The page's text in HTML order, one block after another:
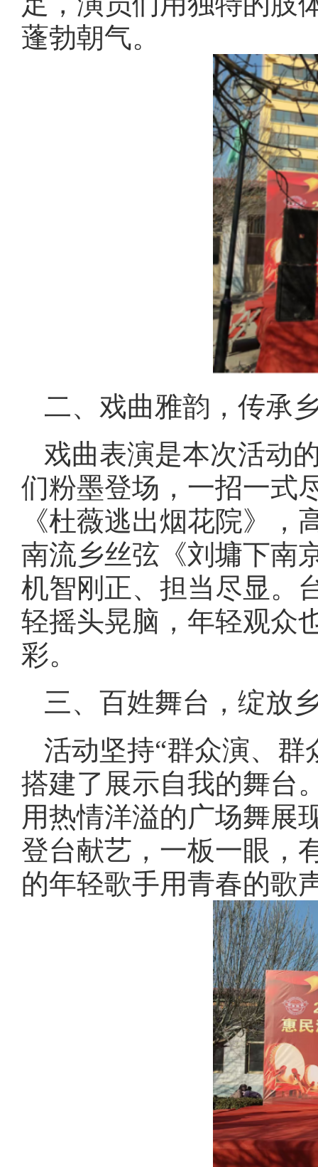
蓬勃朝气。
二、戏曲雅韵，传承
戏曲表演是本次活动
们粉墨登场，一招一式
《杜薇逃出烟花院》
南流乡丝弦《刘墉下南
机智刚正、担当尽显。
轻摇头晃脑，年轻观众
彩。
三、百姓舞台，绽放
活动坚持“群众演、
搭建了展示自我的舞台
用热情洋溢的广场舞展
登台献艺，一板一眼，
的年轻歌手用青春的歌